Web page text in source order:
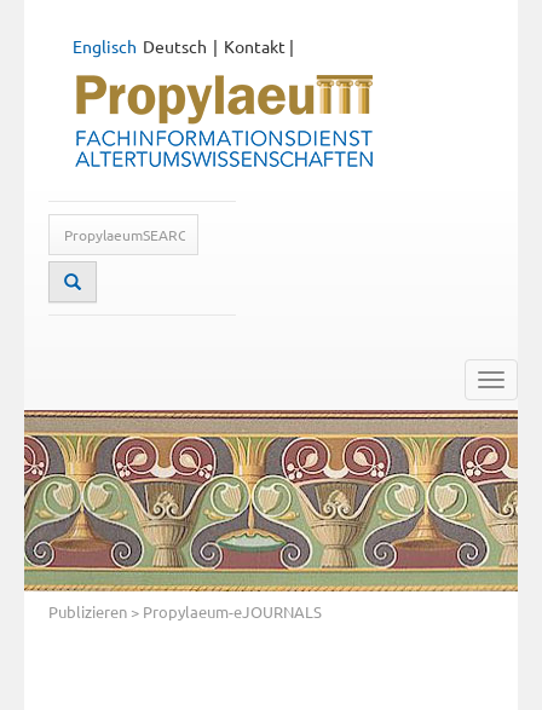
Deutsch
Englisch Kontakt |
Toggle
Publizieren > Propylaeum-eJOURNALS